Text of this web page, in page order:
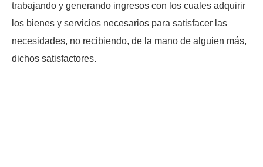
trabajando y generando ingresos con los cuales adquirir
los bienes y servicios necesarios para satisfacer las
necesidades, no recibiendo, de la mano de alguien más,
dichos satisfactores.